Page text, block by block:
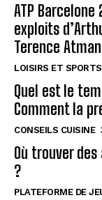
ATP
exploits
Terence
LOISIRS ET SPORTS
Quel est le
Comment la
CONSEILS CUISINE
Où trouver
?
PLATEFORME DE